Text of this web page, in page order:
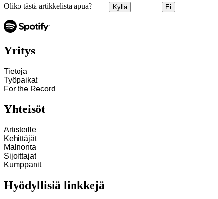
Oliko tästä artikkelista apua? Kyllä Ei
Yritys
Tietoja
Työpaikat
For the Record
Yhteisöt
Artisteille
Kehittäjät
Mainonta
Sijoittajat
Kumppanit
Hyödyllisiä linkkejä